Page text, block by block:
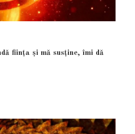
ființa și mă susține, îmi dă